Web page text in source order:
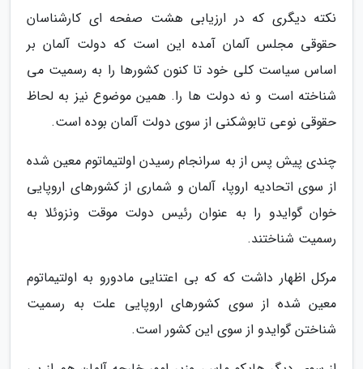
نکته دیگری که در ارزیابی هشت صفحه ای کارشناسان
حقوقی مجلس آلمان آمده این است که دولت آلمان بر
اساس سیاست کلی خود تا کنون کشورها را به رسمیت می
شناخته است و نه دولت ها را. همین موضوع نیز به لحاظ
حقوقی نوعی تابوشکنی از سوی دولت آلمان بوده است.
چندی پیش پس از به سرانجام رسیدن اولتیماتوم معین شده
از سوی اتحادیه اروپا، آلمان و شماری از کشورهای اروپایی
خوان گوایدو را به عنوان رئیس دولت موقت ونزوئلا به
رسمیت شناختند.
مرکل اظهار داشت که که بی اعتنایی مادورو به اولتیماتوم
معین شده از سوی کشورهای اروپایی علت به رسمیت
شناختن گوایدو از سوی این کشور است.